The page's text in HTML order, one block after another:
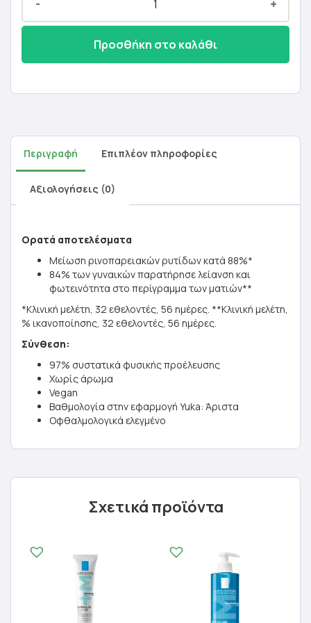
- +
Προσθήκη στο καλάθι
Περιγραφή Επιπλέον πληροφορίες
Αξιολογήσεις (0)
Ορατά αποτελέσματα
Μείωση ρινοπαρειακών ρυτίδων κατά 88%*
84% των γυναικών παρατήρησε λείανση και
φωτεινότητα στο περίγραμμα των ματιών**
*Κλινική μελέτη, 32 εθελοντές, 56 ημέρες. **Κλινική μελέτη,
% ικανοποίησης, 32 εθελοντές, 56 ημέρες.
Σύνθεση:
97% συστατικά φυσικής προέλευσης
Χωρίς άρωμα
Vegan
Βαθμολογία στην εφαρμογή Yuka: Άριστα
Οφθαλμολογικά ελεγμένο
Σχετικά προϊόντα